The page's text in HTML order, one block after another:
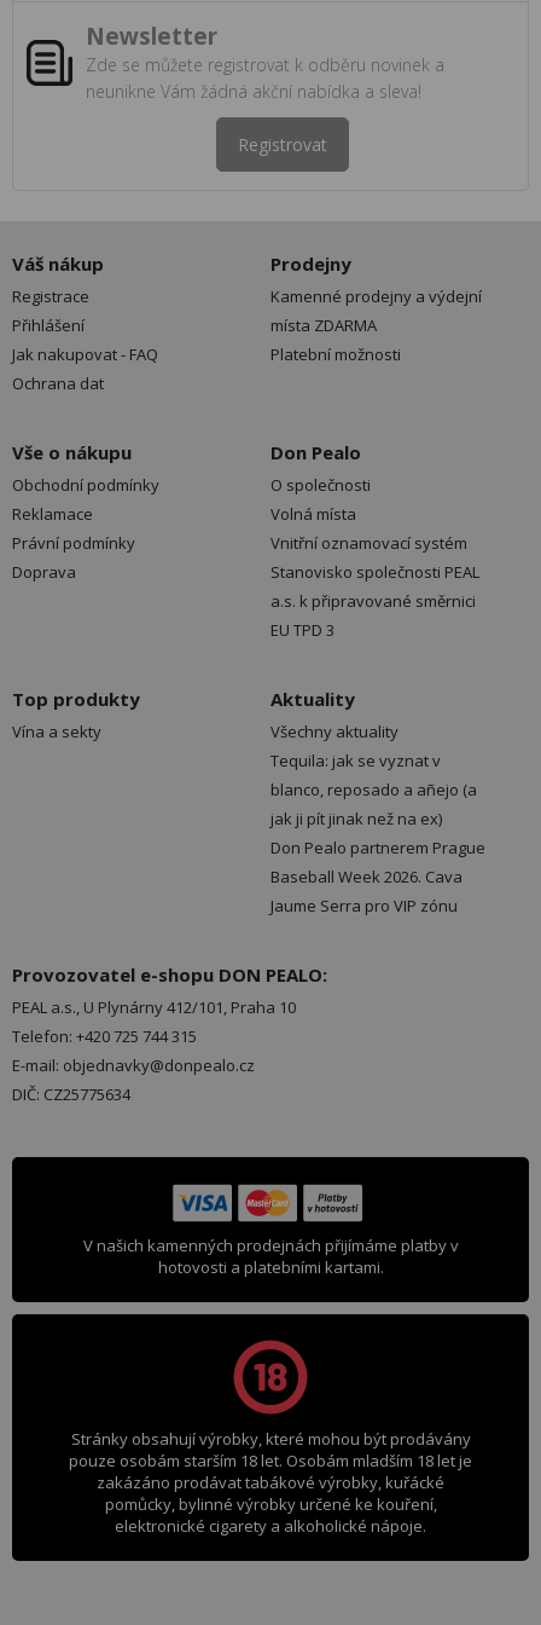
Newsletter
Zde se můžete registrovat k odběru novinek a
neunikne Vám žádná akční nabídka a sleva!
Registrovat
Váš nákup
Registrace
Přihlášení
Jak nakupovat - FAQ
Ochrana dat
Prodejny
Kamenné prodejny a výdejní
místa ZDARMA
Platební možnosti
Vše o nákupu
Obchodní podmínky
Reklamace
Právní podmínky
Doprava
Don Pealo
O společnosti
Volná místa
Vnitřní oznamovací systém
Stanovisko společnosti PEAL
a.s. k připravované směrnici
EU TPD 3
Top produkty
Vína a sekty
Aktuality
Všechny aktuality
Tequila: jak se vyznat v
blanco, reposado a añejo (a
jak ji pít jinak než na ex)
Don Pealo partnerem Prague
Baseball Week 2026. Cava
Jaume Serra pro VIP zónu
Provozovatel e-shopu DON PEALO:
PEAL a.s., U Plynárny 412/101, Praha 10
Telefon: +420 725 744 315
E-mail: objednavky@donpealo.cz
DIČ: CZ25775634
V našich kamenných prodejnách přijímáme platby v
hotovosti a platebními kartami.
Stránky obsahují výrobky, které mohou být prodávány
pouze osobám starším 18 let. Osobám mladším 18 let je
zakázáno prodávat tabákové výrobky, kuřácké
pomůcky, bylinné výrobky určené ke kouření,
elektronické cigarety a alkoholické nápoje.